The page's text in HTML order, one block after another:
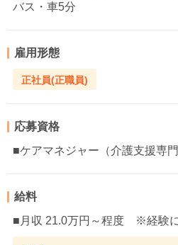
バス・車5分
雇用形態
正社員(正職員)
応募資格
■ケアマネジャー（介護支援専門
給料
■月収 21.0万円～程度 ※経験